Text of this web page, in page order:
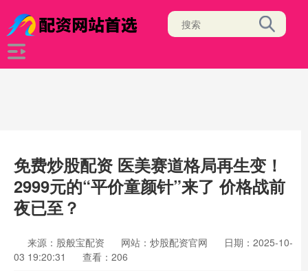
免费炒股配资 医美赛道格局再生变！
2999元的“平价童颜针”来了 价格战前
夜已至？
来源：股般宝配资 网站：炒股配资官网
日期：2025-10-
03 19:20:31
查看：206